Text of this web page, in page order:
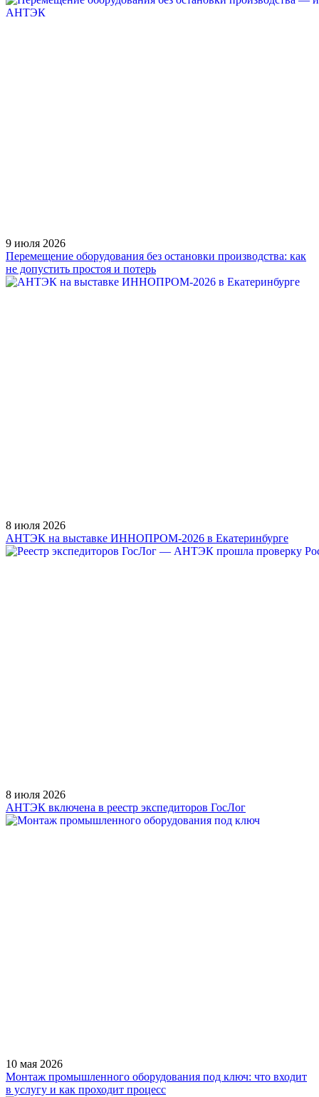
9 июля 2026
Перемещение оборудования без остановки производства: как
не допустить простоя и потерь
8 июля 2026
АНТЭК на выставке ИННОПРОМ-2026 в Екатеринбурге
8 июля 2026
АНТЭК включена в реестр экспедиторов ГосЛог
10 мая 2026
Монтаж промышленного оборудования под ключ: что входит
в услугу и как проходит процесс